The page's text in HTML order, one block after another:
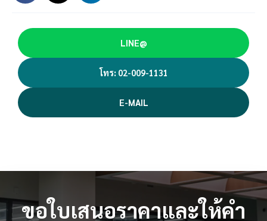
LINE@
โทร: 02-009-1131
E-MAIL
ขอใบเสนอราคาและให้คำ